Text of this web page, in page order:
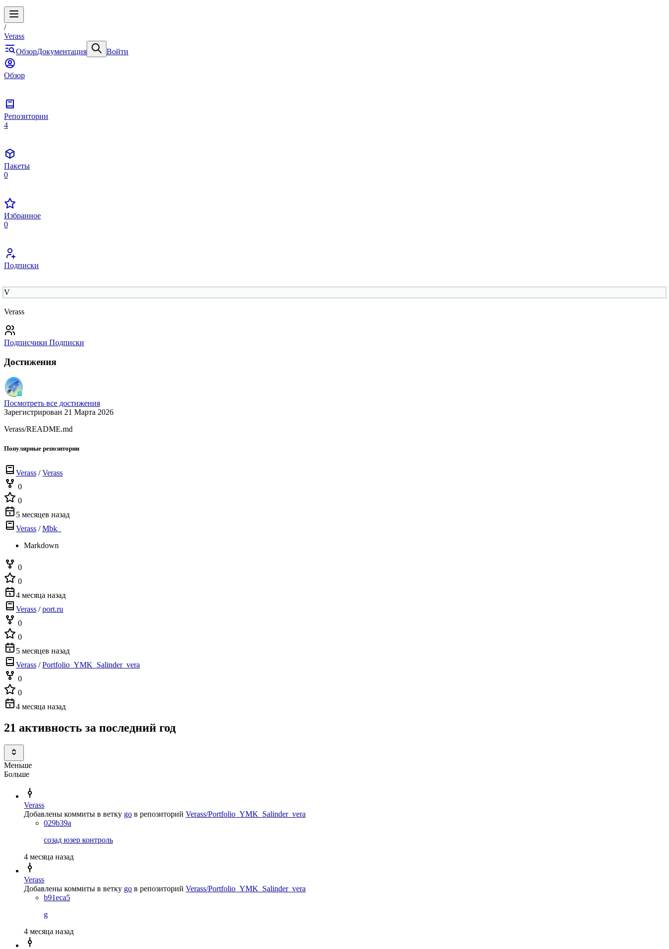
/
Verass
ОбзорДокументация Войти
Обзор
Репозитории
4
Пакеты
0
Избранное
0
Подписки
V
Verass
Подписчики Подписки
Достижения
Посмотреть все достижения
Зарегистрирован 21 Марта 2026
Verass/README.md
Популярные репозитории
Verass /Verass
0
0
5 месяцев назад
Verass /Mbk_
Markdown
0
0
4 месяца назад
Verass /port.ru
0
0
5 месяцев назад
Verass /Portfolio_YMK_Salinder_vera
0
0
4 месяца назад
21 активность за последний год
Меньше
Больше
Verass
Добавлены коммиты в ветку go в репозиторий Verass/Portfolio_YMK_Salinder_vera
029b39a
созад юзер контроль
4 месяца назад
Verass
Добавлены коммиты в ветку go в репозиторий Verass/Portfolio_YMK_Salinder_vera
b91eca5
g
4 месяца назад